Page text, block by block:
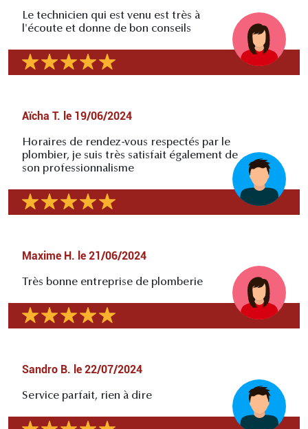
Le technicien qui est venu est très à
l'écoute et donne de bon conseils
Aïcha T. le 19/06/2024
Horaires de rendez-vous respectés par le
plombier, je suis très satisfait également de
son professionnalisme
Maxime H. le 21/06/2024
Très bonne entreprise de plomberie
Sandro B. le 22/07/2024
Service parfait, rien à dire